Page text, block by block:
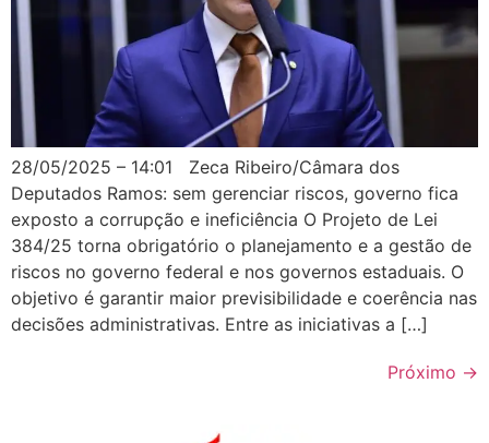
28/05/2025 – 14:01 Zeca Ribeiro/Câmara dos
Deputados Ramos: sem gerenciar riscos, governo fica
exposto a corrupção e ineficiência O Projeto de Lei
384/25 torna obrigatório o planejamento e a gestão de
riscos no governo federal e nos governos estaduais. O
objetivo é garantir maior previsibilidade e coerência nas
decisões administrativas. Entre as iniciativas a […]
Próximo →